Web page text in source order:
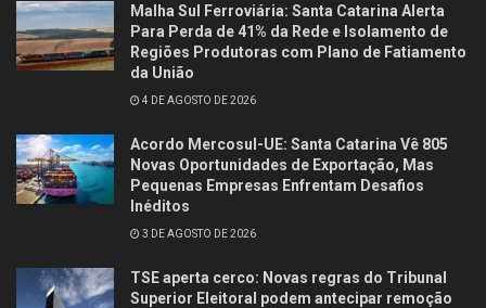
Malha Sul Ferroviária: Santa Catarina Alerta
Para Perda de 41% da Rede e Isolamento de
Regiões Produtoras com Plano de Fatiamento
da União
4 DE AGOSTO DE 2026
Acordo Mercosul-UE: Santa Catarina Vê 805
Novas Oportunidades de Exportação, Mas
Pequenas Empresas Enfrentam Desafios
Inéditos
3 DE AGOSTO DE 2026
TSE aperta cerco: Novas regras do Tribunal
Superior Eleitoral podem antecipar remoção